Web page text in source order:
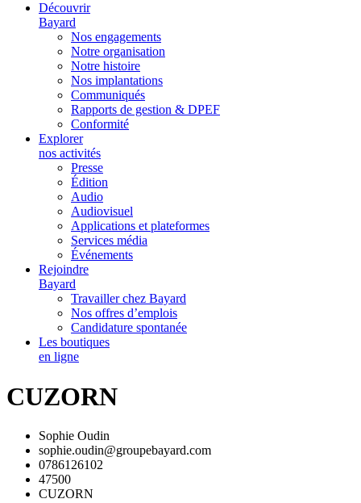
Découvrir
Bayard
Nos engagements
Notre organisation
Notre histoire
Nos implantations
Communiqués
Rapports de gestion & DPEF
Conformité
Explorer
nos activités
Presse
Édition
Audio
Audiovisuel
Applications et plateformes
Services média
Événements
Rejoindre
Bayard
Travailler chez Bayard
Nos offres d’emplois
Candidature spontanée
Les boutiques
en ligne
CUZORN
Sophie Oudin
sophie.oudin@groupebayard.com
0786126102
47500
CUZORN